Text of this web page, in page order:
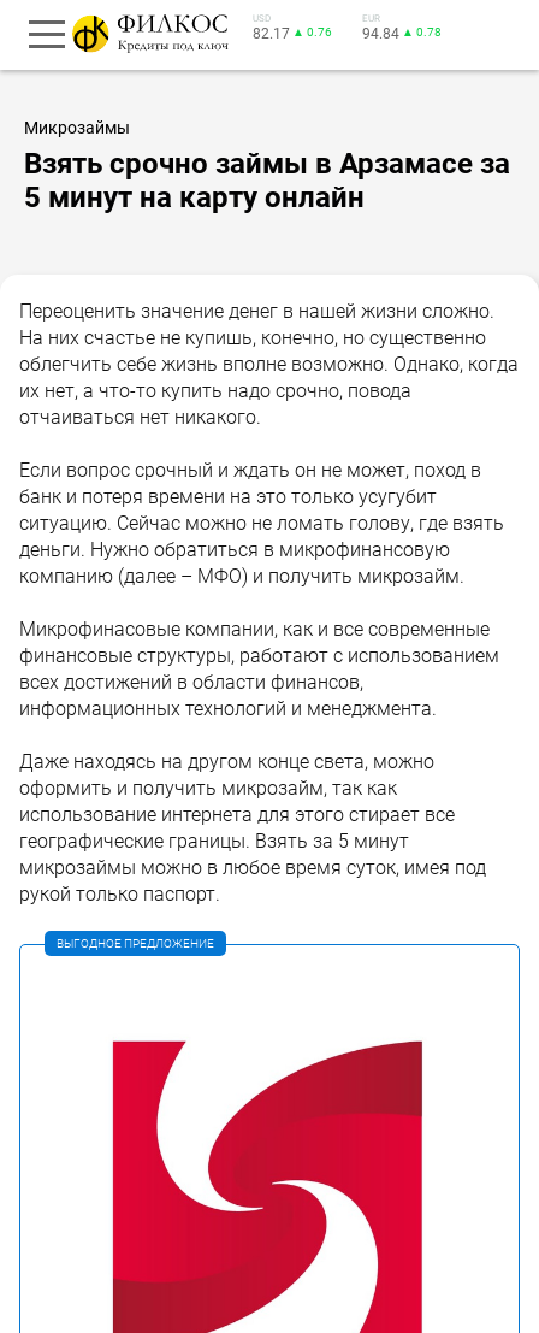
USD
82.17 ▲ 0.76
EUR
94.84 ▲ 0.78
Микрозаймы
Взять срочно займы в Арзамасе за
5 минут на карту онлайн
Переоценить значение денег в нашей жизни сложно.
На них счастье не купишь, конечно, но существенно
облегчить себе жизнь вполне возможно. Однако, когда
их нет, а что-то купить надо срочно, повода
отчаиваться нет никакого.
Если вопрос срочный и ждать он не может, поход в
банк и потеря времени на это только усугубит
ситуацию. Сейчас можно не ломать голову, где взять
деньги. Нужно обратиться в микрофинансовую
компанию (далее – МФО) и получить микрозайм.
Микрофинасовые компании, как и все современные
финансовые структуры, работают с использованием
всех достижений в области финансов,
информационных технологий и менеджмента.
Даже находясь на другом конце света, можно
оформить и получить микрозайм, так как
использование интернета для этого стирает все
географические границы. Взять за 5 минут
микрозаймы можно в любое время суток, имея под
рукой только паспорт.
ВЫГОДНОЕ ПРЕДЛОЖЕНИЕ